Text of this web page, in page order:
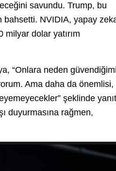
savundu. Trump, bu
bahsetti. NVIDIA, yapay
dolar yatırım
“Onlara neden güvendiğimi
Ama daha da önemlisi,
şeklinde yanıt
duyurmasına rağmen,